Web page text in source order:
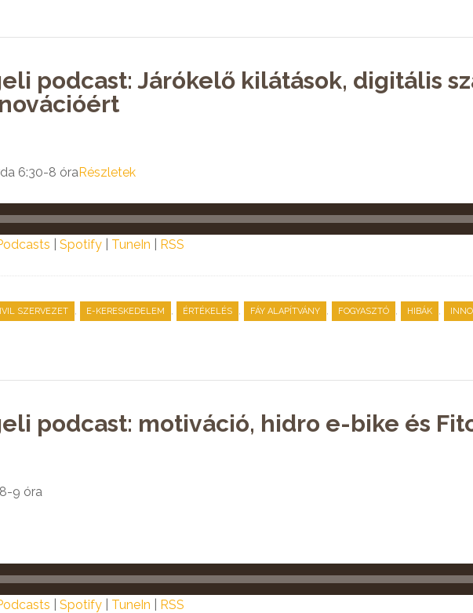
podcast: Járókelő kilátások, digitális
6:30-8 óraRészletek
Spotify TuneIn RSS
SZERVEZET , E-KERESKEDELEM , ÉRTÉKELÉS , FÁY ALAPÍTVÁNY , FOGYASZTÓ , HIBÁK ,
podcast: motiváció, hidro e-bike és
9 óra
Spotify TuneIn RSS